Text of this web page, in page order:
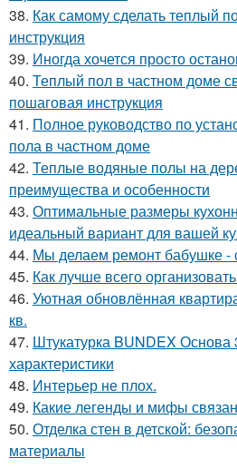
38. Как самому сделать теплый
инструкция
39. Иногда хочется просто
40. Теплый пол в частном доме
пошаговая инструкция
41. Полное руководство по
пола в частном доме
42. Теплые водяные полы на
преимущества и особенности
43. Оптимальные размеры
идеальный вариант для вашей
44. Мы делаем ремонт бабушке -
45. Как лучше всего
46. Уютная обновлённая
кв.
47. Штукатурка BUNDEX Основа
характеристики
48. Интерьер не плох.
49. Какие легенды и мифы
50. Отделка стен в детской:
материалы